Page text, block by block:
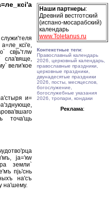
свjь'тлw
сла'вяще,
вели'кое
и=
точа'щь
jа='кw
земли`
пjь'снь
на'съ
на'шему.
Наши партнеры:
Древний вестготский
(испано-мосарабский)
календарь
www.Toletanus.ru
Контекстные теги:
Православный календарь
2026, церковный календарь,
православные праздники,
церковные праздники,
двунадесятые праздники
2026, посты, месяцеслов,
богослужение,
богослужебные указания
2026, тропари, кондаки
Реклама: